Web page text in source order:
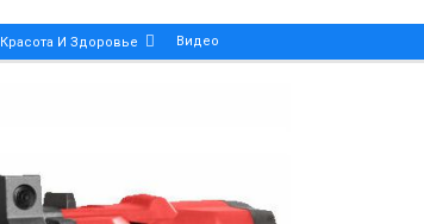
Красота И Здоровье Видео